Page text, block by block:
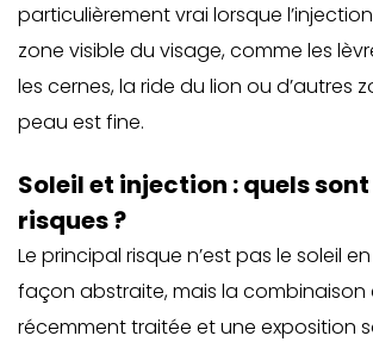
particulièrement vrai lorsque
zone visible du visage, comme les
les cernes, la ride du lion ou d’autres
peau est fine.
Soleil et injection : quels
risques ?
Le principal risque n’est pas le soleil
façon abstraite, mais la combinaison
récemment traitée et une exposition